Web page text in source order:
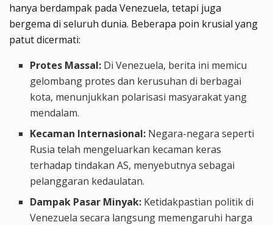
hanya berdampak pada Venezuela, tetapi juga
bergema di seluruh dunia. Beberapa poin krusial yang
patut dicermati:
Protes Massal: Di Venezuela, berita ini memicu
gelombang protes dan kerusuhan di berbagai
kota, menunjukkan polarisasi masyarakat yang
mendalam.
Kecaman Internasional: Negara-negara seperti
Rusia telah mengeluarkan kecaman keras
terhadap tindakan AS, menyebutnya sebagai
pelanggaran kedaulatan.
Dampak Pasar Minyak: Ketidakpastian politik di
Venezuela secara langsung memengaruhi harga